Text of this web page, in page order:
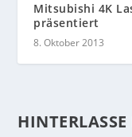
Mitsubishi 4K
präsentiert
8. Oktober 2013